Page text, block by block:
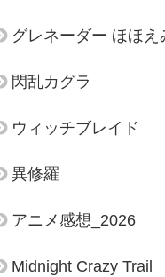
グレネーダー ほほえ
閃乱カグラ
ウィッチブレイド
異修羅
アニメ感想_2026
Midnight Crazy Trail